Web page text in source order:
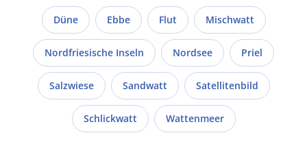
Düne Ebbe Flut Mischwatt
Nordfriesische Inseln Nordsee Priel
Salzwiese Sandwatt Satellitenbild
Schlickwatt Wattenmeer